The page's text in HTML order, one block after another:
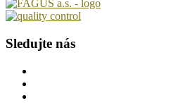
Sledujte nás